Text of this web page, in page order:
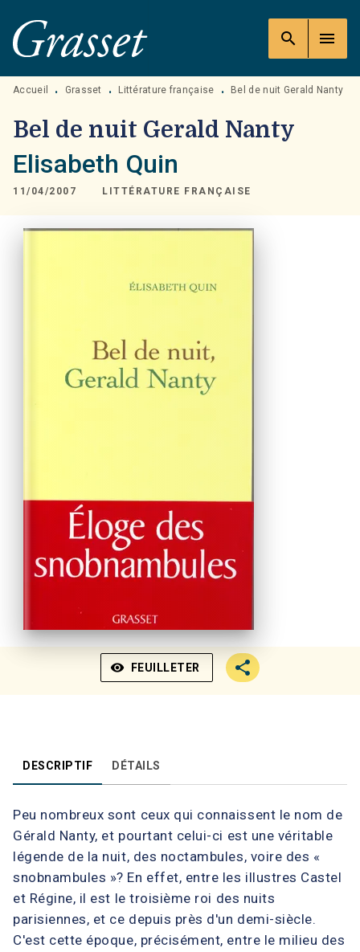
MENU RECHERCHE
PIED DE PAGE
search menu
Accueil • Grasset • Littérature française • Bel de nuit Gerald Nanty
Bel de nuit Gerald Nanty
Elisabeth Quin
11/04/2007 LITTÉRATURE FRANÇAISE
visibility FEUILLETER
DESCRIPTIF DÉTAILS
Peu nombreux sont ceux qui connaissent le nom de
Gérald Nanty, et pourtant celui-ci est une véritable
légende de la nuit, des noctambules, voire des «
snobnambules »? En effet, entre les illustres Castel
et Régine, il est le troisième roi des nuits
parisiennes, et ce depuis près d'un demi-siècle.
C'est cette époque, précisément, entre le milieu des